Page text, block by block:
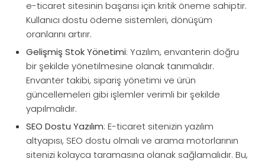
e-ticaret sitesinin başarısı için kritik öneme sahiptir.
Kullanıcı dostu ödeme sistemleri, dönüşüm
oranlarını artırır.
Gelişmiş Stok Yönetimi: Yazılım, envanterin doğru
bir şekilde yönetilmesine olanak tanımalıdır.
Envanter takibi, sipariş yönetimi ve ürün
güncellemeleri gibi işlemler verimli bir şekilde
yapılmalıdır.
SEO Dostu Yazılım: E-ticaret sitenizin yazılım
altyapısı, SEO dostu olmalı ve arama motorlarının
sitenizi kolayca taramasına olanak sağlamalıdır. Bu,